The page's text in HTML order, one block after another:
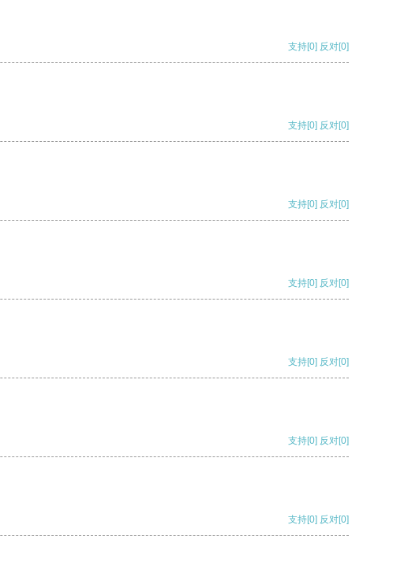
支持[0] 反对[0]
支持[0] 反对[0]
支持[0] 反对[0]
支持[0] 反对[0]
支持[0] 反对[0]
支持[0] 反对[0]
支持[0] 反对[0]